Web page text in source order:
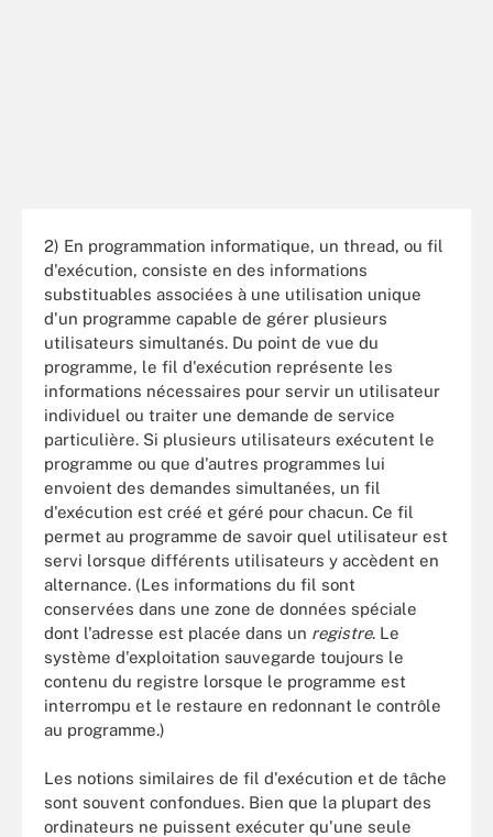
2) En programmation informatique, un thread, ou fil
d'exécution, consiste en des informations
substituables associées à une utilisation unique
d'un programme capable de gérer plusieurs
utilisateurs simultanés. Du point de vue du
programme, le fil d'exécution représente les
informations nécessaires pour servir un utilisateur
individuel ou traiter une demande de service
particulière. Si plusieurs utilisateurs exécutent le
programme ou que d'autres programmes lui
envoient des demandes simultanées, un fil
d'exécution est créé et géré pour chacun. Ce fil
permet au programme de savoir quel utilisateur est
servi lorsque différents utilisateurs y accèdent en
alternance. (Les informations du fil sont
conservées dans une zone de données spéciale
dont l'adresse est placée dans un registre. Le
système d'exploitation sauvegarde toujours le
contenu du registre lorsque le programme est
interrompu et le restaure en redonnant le contrôle
au programme.)
Les notions similaires de fil d'exécution et de tâche
sont souvent confondues. Bien que la plupart des
ordinateurs ne puissent exécuter qu'une seule